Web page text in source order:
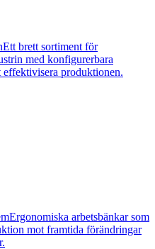
Ett brett sortiment för
med konfigurerbara
produktionen.
Ergonomiska arbetsbänkar som
mot framtida förändringar